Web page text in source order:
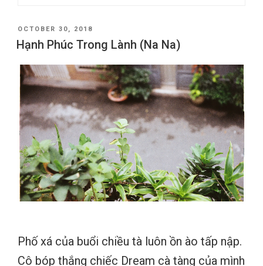
POSTED
ON
OCTOBER 30, 2018
Hạnh Phúc Trong Lành (Na Na)
Phố xá của buổi chiều tà luôn ồn ào tấp nập.
Cô bóp thắng chiếc Dream cà tàng của mình